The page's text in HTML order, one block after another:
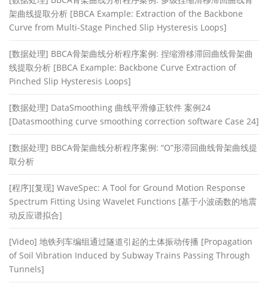
架曲线提取分析 [BBCA Example: Extraction of the Backbone
Curve from Multi-Stage Pinched Slip Hysteresis Loops]
[数据处理] BBCA骨架曲线分析程序案例: 捏缩滑移滞回曲线骨架曲
线提取分析 [BBCA Example: Backbone Curve Extraction of
Pinched Slip Hysteresis Loops]
[数据处理] DataSmoothing 曲线平滑修正软件 案例24
[Datasmoothing curve smoothing correction software Case 24]
[数据处理] BBCA骨架曲线分析程序案例: “O”形滞回曲线骨架曲线提
取分析
[程序][复现] WaveSpec: A Tool for Ground Motion Response
Spectrum Fitting Using Wavelet Functions [基于小波函数的地震
动反应谱拟合]
[Video] 地铁列车编组通过隧道引起的土体振动传播 [Propagation
of Soil Vibration Induced by Subway Trains Passing Through
Tunnels]